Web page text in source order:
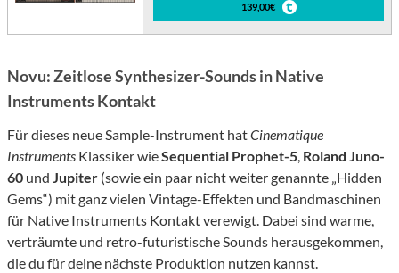
139,00€
Novu: Zeitlose Synthesizer-Sounds in Native
Instruments Kontakt
Für dieses neue Sample-Instrument hatCinematique
Instruments Klassiker wieSequential Prophet-5, Roland Juno-
60 und Jupiter (sowie ein paar nicht weiter genannte „Hidden
Gems“) mit ganz vielen Vintage-Effekten und Bandmaschinen
für Native Instruments Kontakt verewigt. Dabei sind warme,
verträumte und retro-futuristische Sounds herausgekommen,
die du für deine nächste Produktion nutzen kannst.